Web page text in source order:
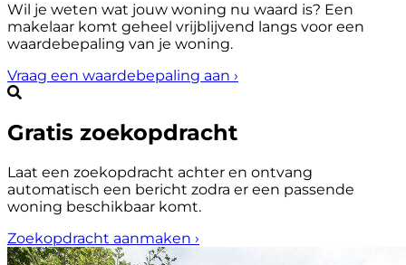
Wil je weten wat jouw woning nu waard is? Een
makelaar komt geheel vrijblijvend langs voor een
waardebepaling van je woning.
Vraag een waardebepaling aan ›
Gratis zoekopdracht
Laat een zoekopdracht achter en ontvang
automatisch een bericht zodra er een passende
woning beschikbaar komt.
Zoekopdracht aanmaken ›